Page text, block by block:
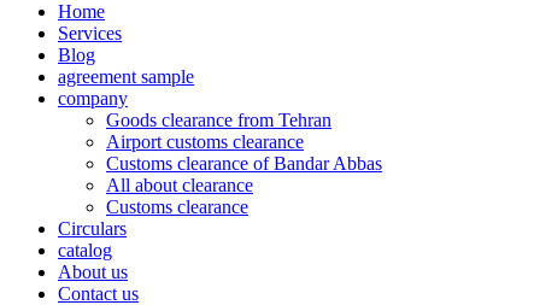
Home
Services
Blog
agreement sample
company
Goods clearance from Tehran
Airport customs clearance
Customs clearance of Bandar Abbas
All about clearance
Customs clearance
Circulars
catalog
About us
Contact us